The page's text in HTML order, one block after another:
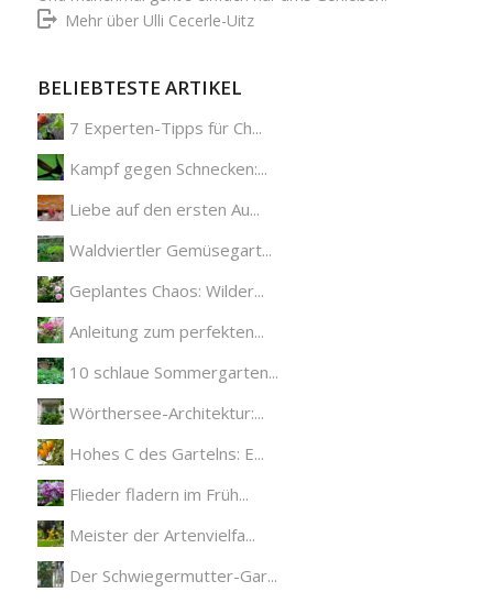
Mehr über Ulli Cecerle-Uitz
BELIEBTESTE ARTIKEL
7 Experten-Tipps für Ch...
Kampf gegen Schnecken:...
Liebe auf den ersten Au...
Waldviertler Gemüsegart...
Geplantes Chaos: Wilder...
Anleitung zum perfekten...
10 schlaue Sommergarten...
Wörthersee-Architektur:...
Hohes C des Gartelns: E...
Flieder fladern im Früh...
Meister der Artenvielfa...
Der Schwiegermutter-Gar...